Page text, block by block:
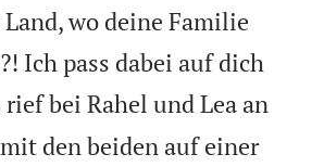
wo deine Familie
Ich pass dabei auf dich
rief bei Rahel und Lea an
den beiden auf einer